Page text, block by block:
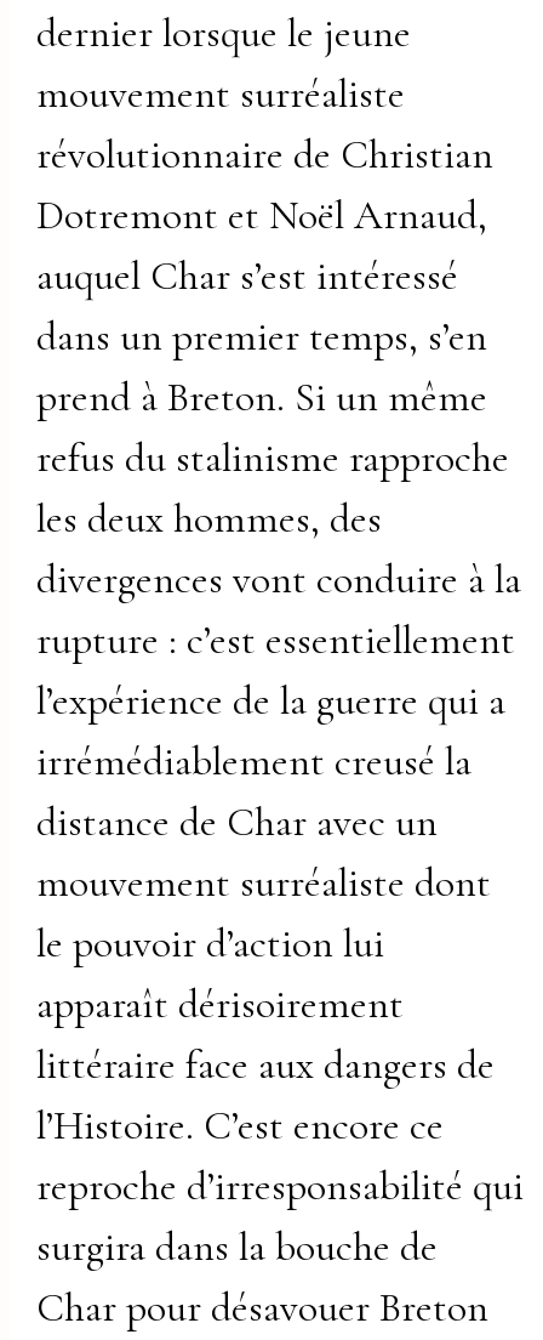
dernier lorsque le jeune
mouvement surréaliste
révolutionnaire de Christian
Dotremont et Noël Arnaud,
auquel Char s’est intéressé
dans un premier temps, s’en
prend à Breton. Si un même
refus du stalinisme rapproche
les deux hommes, des
divergences vont conduire à la
rupture : c’est essentiellement
l’expérience de la guerre qui a
irrémédiablement creusé la
distance de Char avec un
mouvement surréaliste dont
le pouvoir d’action lui
apparaît dérisoirement
littéraire face aux dangers de
l’Histoire. C’est encore ce
reproche d’irresponsabilité qui
surgira dans la bouche de
Char pour désavouer Breton